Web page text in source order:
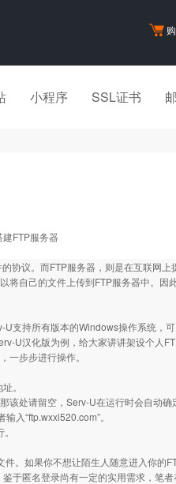
小程序 SSL证书
FTP服务器
协议。而FTP服务器，则是在互联网上
自己的文件上传到FTP服务器中。因
支持所有版本的Windows操作系统，
U汉化版为例，给大家讲讲架设个人
一步步进行操作。
。
处请留空，Serv-U在运行时会自动确
入“ftp.wxxi520.com”。
。如果你不想让陌生人随意进入你的
于匿名登录尚有一定的实用需求，笔者